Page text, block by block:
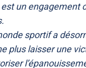
un engagement
sportif a
plus laisser une